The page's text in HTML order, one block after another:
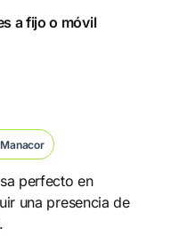
a fijo o móvil
perfecto en
una presencia de